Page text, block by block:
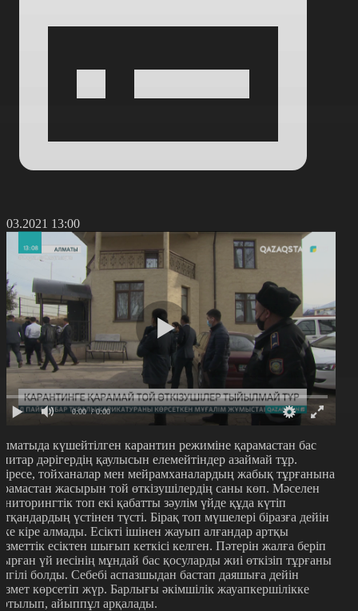
13:00
0:00 / 0:00
күшейтілген карантин режиміне қарамастан бас
дәрігердің қаулысын елемейтіндер азаймай тұр.
тойханалар мен мейрамханалардың жабық тұрғанына
жасырын той өткізушілердің саны көп. Мәселен
топ екі қабатты зәулім үйде құда күтіп
үстінен түсті. Бірақ топ мүшелері біразға дейін
кіре алмады. Есікті ішінен жауып алғандар артқы
есіктен шығып кеткісі келген. Пәтерін жалға беріп
үй иесінің мұндай бас қосуларды жиі өткізіп тұрғаны
болды. Себебі аспазшыдан бастап даяшыға дейін
көрсетіп жүр. Барлығы әкімшілік жауапкершілікке
айыппұл арқалады.